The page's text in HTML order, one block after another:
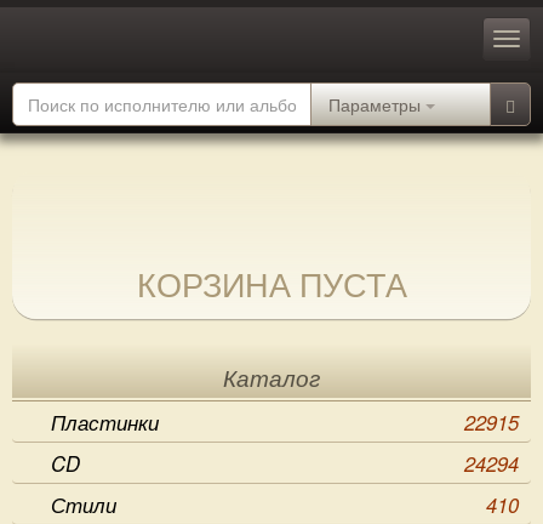
Параметры
КОРЗИНА ПУСТА
Каталог
Пластинки
22915
CD
24294
Стили
410